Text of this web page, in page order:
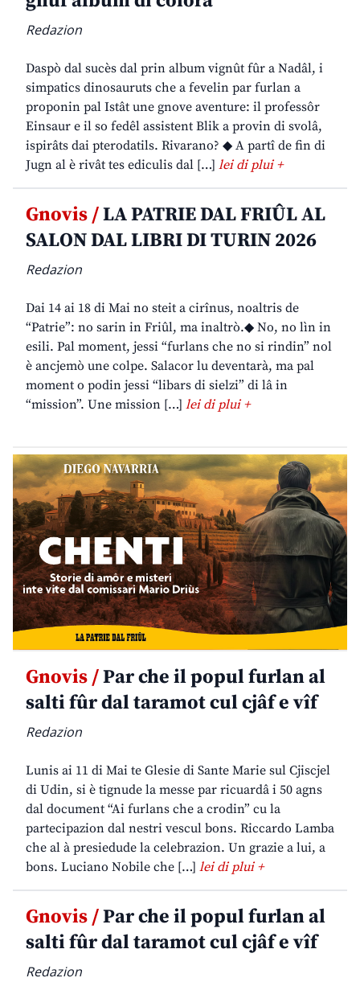
Redazion
Daspò dal sucès dal prin album vignût fûr a Nadâl, i
simpatics dinosauruts che a fevelin par furlan a
proponin pal Istât une gnove aventure: il professôr
Einsaur e il so fedêl assistent Blik a provin di svolâ,
ispirâts dai pterodatils. Rivarano? ◆ A partî de fin di
Jugn al è rivât tes ediculis dal […] lei di plui +
Gnovis /LA PATRIE DAL FRIÛL AL
SALON DAL LIBRI DI TURIN 2026
Redazion
Dai 14 ai 18 di Mai no steit a cirînus, noaltris de
“Patrie”: no sarin in Friûl, ma inaltrò.◆ No, no lìn in
esili. Pal moment, jessi “furlans che no si rindin” nol
è ancjemò une colpe. Salacor lu deventarà, ma pal
moment o podin jessi “libars di sielzi” di lâ in
“mission”. Une mission […] lei di plui +
Gnovis /Par che il popul furlan al
salti fûr dal taramot cul cjâf e vîf
Redazion
Lunis ai 11 di Mai te Glesie di Sante Marie sul Cjiscjel
di Udin, si è tignude la messe par ricuardâ i 50 agns
dal document “Ai furlans che a crodin” cu la
partecipazion dal nestri vescul bons. Riccardo Lamba
che al à presiedude la celebrazion. Un grazie a lui, a
bons. Luciano Nobile che […] lei di plui +
Gnovis /Par che il popul furlan al
salti fûr dal taramot cul cjâf e vîf
Redazion